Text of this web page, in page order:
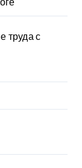
труда с